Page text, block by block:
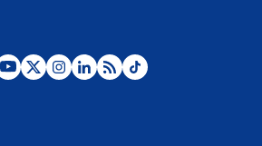
Ministro de Defensa no descarta el